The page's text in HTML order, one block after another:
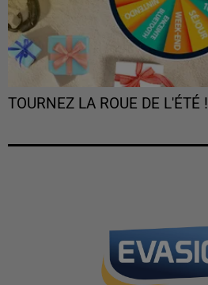
TOURNEZ LA ROUE DE L'ÉTÉ !